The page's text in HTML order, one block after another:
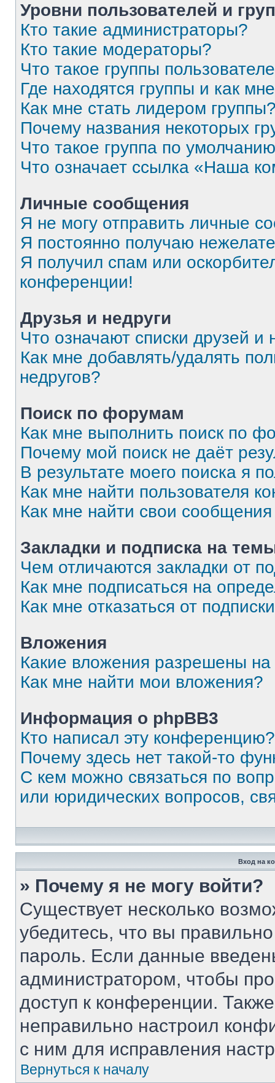
Уровни пользователей и
Кто такие администраторы?
Кто такие модераторы?
Что такое группы
Где находятся группы и как
Как мне стать лидером
Почему названия некоторых
Что такое группа по
Что означает ссылка «Наша
Личные сообщения
Я не могу отправить личные
Я постоянно получаю
Я получил спам или
конференции!
Друзья и недруги
Что означают списки друзей и
Как мне добавлять/удалять
недругов?
Поиск по форумам
Как мне выполнить поиск по
Почему мой поиск не даёт
В результате моего поиска я
Как мне найти пользователя
Как мне найти свои
Закладки и подписка на
Чем отличаются закладки от
Как мне подписаться на
Как мне отказаться от
Вложения
Какие вложения разрешены
Как мне найти мои вложения?
Информация о phpBB3
Кто написал эту конференцию?
Почему здесь нет такой-то
С кем можно связаться по
или юридических вопросов,
Вход на
» Почему я не могу войти?
Существует несколько
убедитесь, что вы
пароль. Если данные
администратором, чтобы
доступ к конференции.
неправильно настроил
с ним для исправления
Вернуться к началу